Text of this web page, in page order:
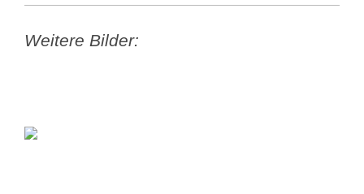
Weitere Bilder: